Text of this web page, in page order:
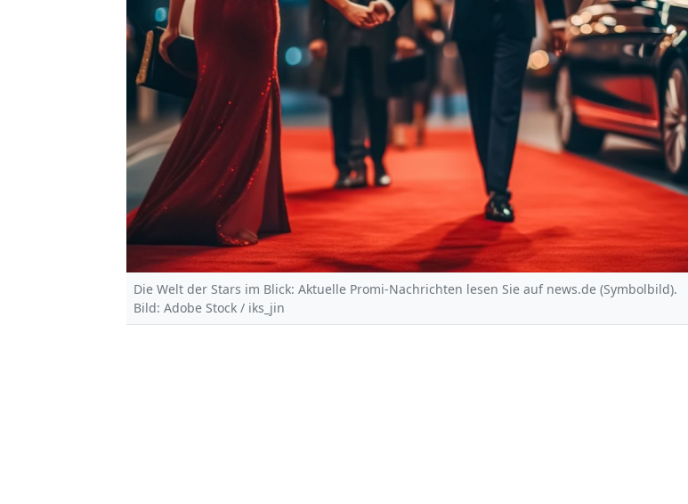
Die Welt der Stars im Blick: Aktuelle Promi-Nachrichten lesen Sie auf news.de (Symbolbild).
Bild: Adobe Stock / iks_jin